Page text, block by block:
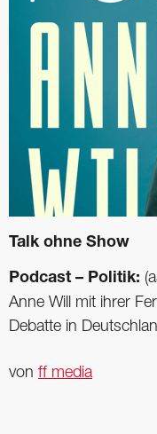
Talk ohne Show
Podcast – Politik:
Anne Will mit ihrer
Debatte in
von ff media